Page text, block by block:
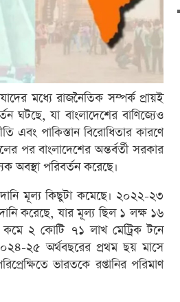
মধ্যে রাজনৈতিক সম্পর্ক প্রায়ই
ঘটছে, যা বাংলাদেশের বাণিজ্যেও
পাকিস্তান বিরোধিতার কারণে
পর বাংলাদেশের অন্তর্বর্তী সরকার
অবস্থা পরিবর্তন করেছে।
মূল্য কিছুটা কমেছে। ২০২২-২৩
করেছে, যার মূল্য ছিল ১ লক্ষ ১৬
২ কোটি ৭১ লাখ মেট্রিক টনে
২৫ অর্থবছরের প্রথম ছয় মাসে
ভারতকে রপ্তানির পরিমাণ